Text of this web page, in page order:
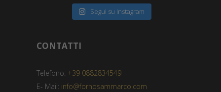
Segui su Instagram
CONTATTI
Telefono: +39 0882834549
E- Mail: info@fornosammarco.com